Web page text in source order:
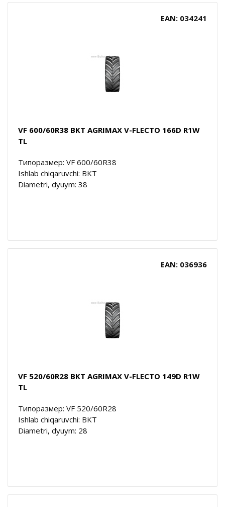
EAN: 034241
VF 600/60R38 BKT AGRIMAX V-FLECTO 166D R1W
TL
Типоразмер: VF 600/60R38
Ishlab chiqaruvchi: BKT
Diametri, dyuym: 38
EAN: 036936
VF 520/60R28 BKT AGRIMAX V-FLECTO 149D R1W
TL
Типоразмер: VF 520/60R28
Ishlab chiqaruvchi: BKT
Diametri, dyuym: 28